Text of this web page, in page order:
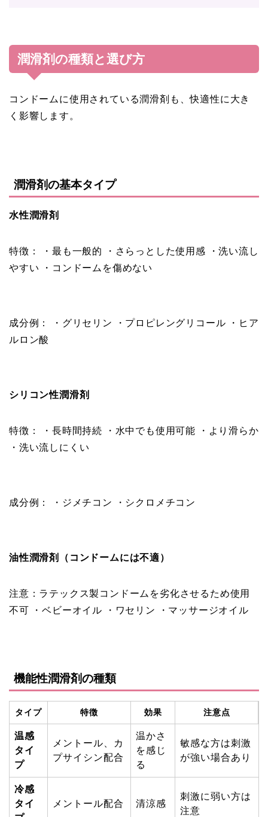
潤滑剤の種類と選び方
コンドームに使用されている潤滑剤も、快適性に大き
く影響します。
潤滑剤の基本タイプ
水性潤滑剤
特徴： ・最も一般的 ・さらっとした使用感 ・洗い流し
やすい ・コンドームを傷めない
成分例： ・グリセリン ・プロピレングリコール ・ヒア
ルロン酸
シリコン性潤滑剤
特徴： ・長時間持続 ・水中でも使用可能 ・より滑らか
・洗い流しにくい
成分例： ・ジメチコン ・シクロメチコン
油性潤滑剤（コンドームには不適）
注意：ラテックス製コンドームを劣化させるため使用
不可 ・ベビーオイル ・ワセリン ・マッサージオイル
機能性潤滑剤の種類
タイプ 特徴 効果 注意点
温感
タイ
プ
メントール、カ
プサイシン配合
温かさ
を感じ
る
敏感な方は刺激
が強い場合あり
冷感
タイ
メントール配合 清涼感
刺激に弱い方は
注意